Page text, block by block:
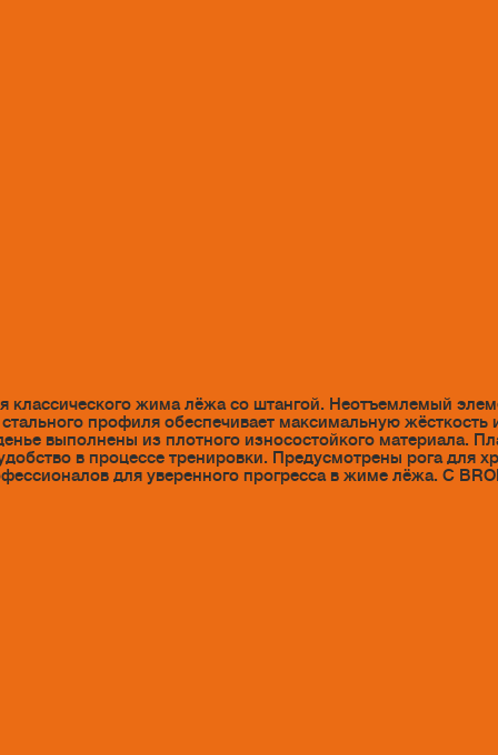
классического жима лёжа со штангой. Неотъемлемый
профиля обеспечивает максимальную жёсткость
выполнены из плотного износостойкого материала.
в процессе тренировки. Предусмотрены рога для
для уверенного прогресса в жиме лёжа. С